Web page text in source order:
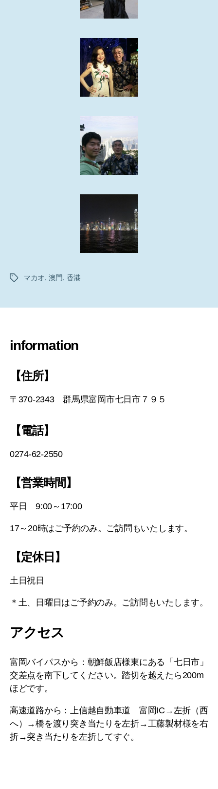
タ
マカオ, 澳門, 香港
information
【住所】
〒370-2343 群馬県富岡市七日市７９５
【電話】
0274-62-2550
【営業時間】
平日 9:00～17:00
17～20時はご予約のみ。ご訪問もいたします。
【定休日】
土日祝日
＊土、日曜日はご予約のみ。ご訪問もいたします。
アクセス
富岡バイパスから：朝鮮飯店様東にある「七日市」
交差点を南下してください。踏切を越えたら200m
ほどです。
高速道路から：上信越自動車道 富岡IC→左折（西
へ）→橋を渡り突き当たりを左折→工藤製材様を右
折→突き当たりを左折してすぐ。